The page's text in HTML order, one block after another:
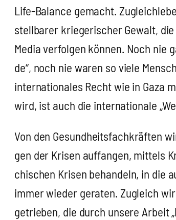
Life-Balan­ce gemacht.
stell­ba­rer krie­ge­ri­scher Gewalt,
Me­dia ver­fol­gen kön­nen. Noch nie
de“, noch nie waren so vie­le
inter­na­tio­na­les Recht wie in Gaza
wird, ist auch die inter­na­tio­na­le
Von den Gesund­heits­fach­kräf­ten
gen der Kri­sen auf­fan­gen, mit­tels
chi­schen Kri­sen behan­deln, in die
immer wie­der gera­ten. Zugleich
ge­trie­ben, die durch unse­re Arbeit